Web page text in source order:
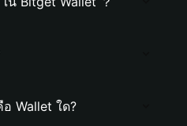
Wallet ใด?